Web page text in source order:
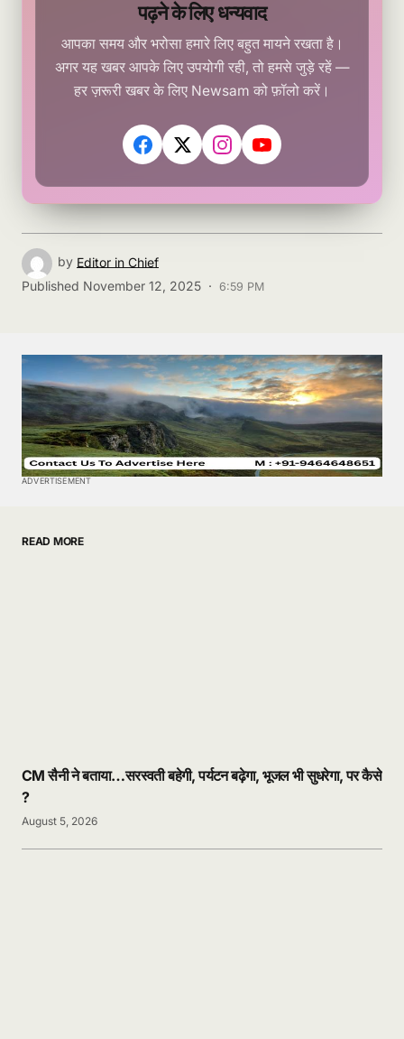
पढ़ने के लिए धन्यवाद
आपका समय और भरोसा हमारे लिए बहुत मायने रखता है।
अगर यह खबर आपके लिए उपयोगी रही, तो हमसे जुड़े रहें —
हर ज़रूरी खबर के लिए Newsam को फ़ॉलो करें।
by Editor in Chief
Published November 12, 2025 · 6:59 PM
ADVERTISEMENT
READ MORE
CM सैनी ने बताया…सरस्वती बहेगी, पर्यटन बढ़ेगा, भूजल भी सुधरेगा, पर कैसे
?
August 5, 2026